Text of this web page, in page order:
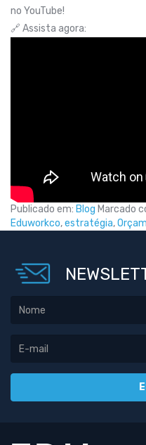
no YouTube!
🔗 Assista agora:
Publicado em: Blog Marcado
Eduworkco,estratégia,